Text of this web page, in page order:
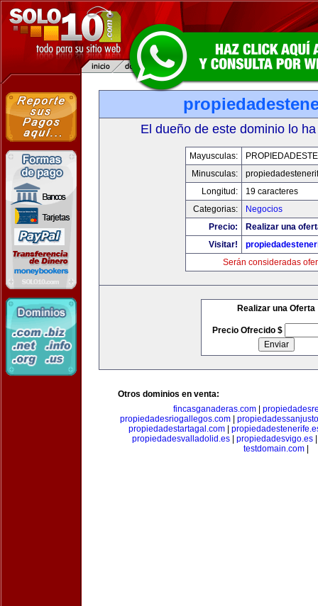
El dueño de este dominio lo
Mayusculas:
Minusculas:
Longitud:
19 caracteres
Categorias:
Negocios
Precio:
Realizar una
Visitar!
Serán consideradas
Realizar una Oferta
Precio Ofrecido $
Otros dominios en venta:
fincasganaderas.com|
propiedadesriogallegos.com|
propiedadestartagal.com|
propiedadesvalladolid.es
propiedadesvigo.es
testdomain.com